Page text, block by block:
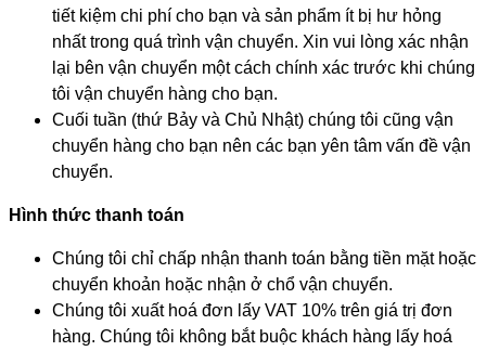
tiết kiệm chi phí cho bạn và sản phẩm ít bị hư hỏng
nhất trong quá trình vận chuyển. Xin vui lòng xác nhận
lại bên vận chuyển một cách chính xác trước khi chúng
tôi vận chuyển hàng cho bạn.
Cuối tuần (thứ Bảy và Chủ Nhật) chúng tôi cũng vận
chuyển hàng cho bạn nên các bạn yên tâm vấn đề vận
chuyển.
Hình thức thanh toán
Chúng tôi chỉ chấp nhận thanh toán bằng tiền mặt hoặc
chuyển khoản hoặc nhận ở chổ vận chuyển.
Chúng tôi xuất hoá đơn lấy VAT 10% trên giá trị đơn
hàng. Chúng tôi không bắt buộc khách hàng lấy hoá